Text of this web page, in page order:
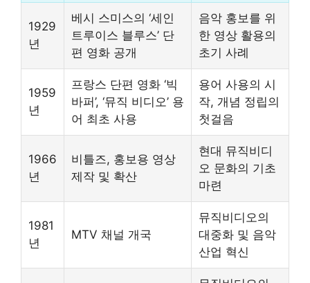
1929
년
베시 스미스의 ‘세인
트루이스 블루스’ 단
편 영화 공개
음악 홍보를 위
한 영상 활용의
초기 사례
1959
년
프랑스 단편 영화 ‘빅
바퍼’, ‘뮤직 비디오’ 용
어 최초 사용
용어 사용의 시
작, 개념 정립의
첫걸음
1966
년
비틀즈, 홍보용 영상
제작 및 확산
현대 뮤직비디
오 문화의 기초
마련
1981
년
MTV 채널 개국
뮤직비디오의
대중화 및 음악
산업 혁신